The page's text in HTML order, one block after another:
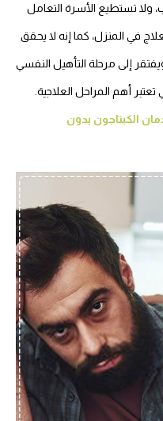
ولا تستطيع الأسرة التعامل
في المنزل، كما إنه لا يحقق
إلى مرحلة التأهيل النفسي
أهم المراحل العلاجية.
الكبتاجون بدون